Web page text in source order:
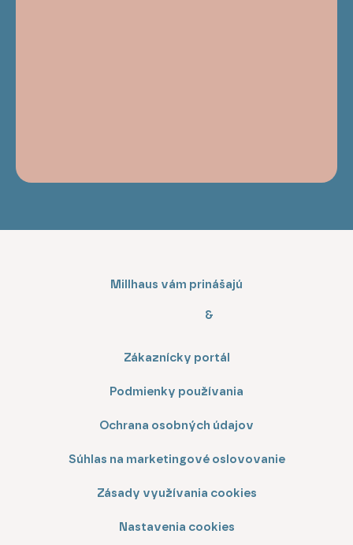
Millhaus vám prinášajú
&
Zákaznícky portál
Podmienky používania
Ochrana osobných údajov
Súhlas na marketingové oslovovanie
Zásady využívania cookies
Nastavenia cookies